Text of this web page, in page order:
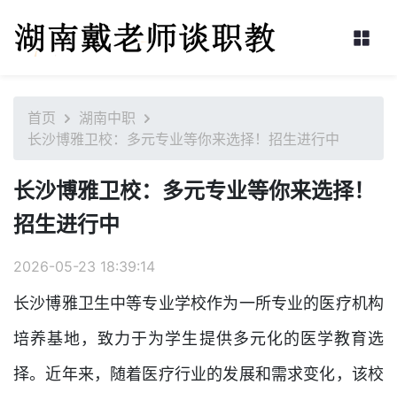
首页
湖南中职
长沙博雅卫校：多元专业等你来选择！招生进行中
长沙博雅卫校：多元专业等你来选择！
招生进行中
2026-05-23 18:39:14
长沙博雅卫生中等专业学校作为一所专业的医疗机构
培养基地，致力于为学生提供多元化的医学教育选
择。近年来，随着医疗行业的发展和需求变化，该校